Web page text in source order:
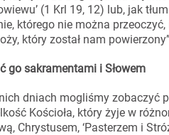
(1 Krl 19, 12) lub, jak
którego nie można
który został nam
go sakramentami i Słowem
dniach mogliśmy zobaczyć
Kościoła, który żyje w
Chrystusem, ‘Pasterzem i